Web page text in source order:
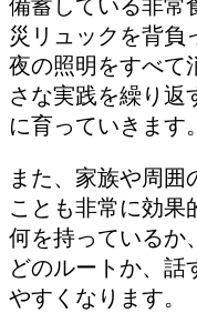
備蓄している非常
災リュックを背負
夜の照明をすべて
さな実践を繰り返
に育っていきます。
また、家族や周囲
ことも非常に効果
何を持っているか
どのルートか、話
やすくなります。